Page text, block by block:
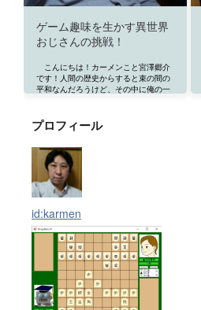
ゲーム趣味を生かす異世界
おじさんの挑戦！
こんにちは！カーメンこと宮澤郷介
です！人間の歴史からすると束の間の
平和なんだろうけど、その中に俺の一
プロフィール
id:karmen